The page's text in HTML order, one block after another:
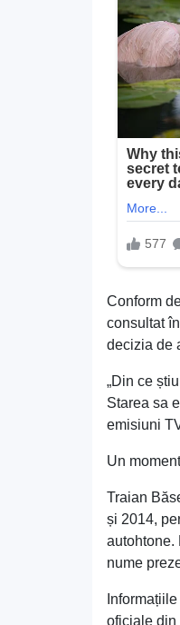
Conform
consultat
decizia de
„Din ce
Starea sa
emisiuni
Un
Traian
și 2014,
autohtone.
nume
oficiale din